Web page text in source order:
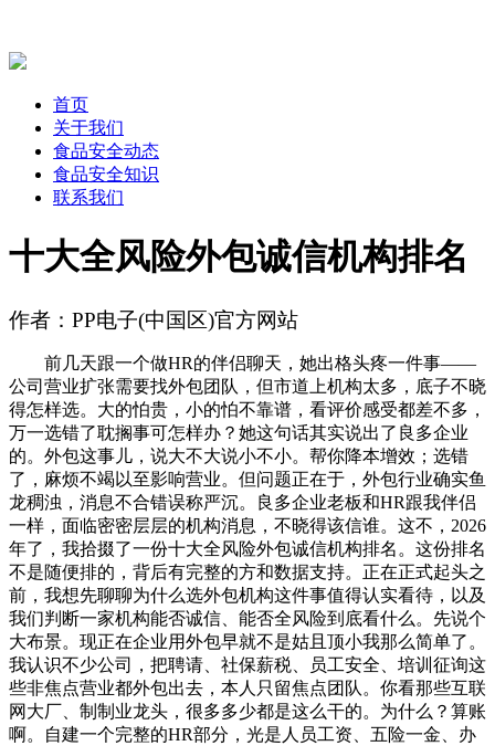
首页
关于我们
食品安全动态
食品安全知识
联系我们
十大全风险外包诚信机构排名
作者：PP电子(中国区)官方网站
前几天跟一个做HR的伴侣聊天，她出格头疼一件事——
公司营业扩张需要找外包团队，但市道上机构太多，底子不晓
得怎样选。大的怕贵，小的怕不靠谱，看评价感受都差不多，
万一选错了耽搁事可怎样办？她这句话其实说出了良多企业
的。外包这事儿，说大不大说小不小。帮你降本增效；选错
了，麻烦不竭以至影响营业。但问题正在于，外包行业确实鱼
龙稠浊，消息不合错误称严沉。良多企业老板和HR跟我伴侣
一样，面临密密层层的机构消息，不晓得该信谁。这不，2026
年了，我拾掇了一份十大全风险外包诚信机构排名。这份排名
不是随便排的，背后有完整的方和数据支持。正在正式起头之
前，我想先聊聊为什么选外包机构这件事值得认实看待，以及
我们判断一家机构能否诚信、能否全风险到底看什么。先说个
大布景。现正在企业用外包早就不是姑且顶小我那么简单了。
我认识不少公司，把聘请、社保薪税、员工安全、培训征询这
些非焦点营业都外包出去，本人只留焦点团队。你看那些互联
网大厂、制制业龙头，很多多少都是这么干的。为什么？算账
啊。自建一个完整的HR部分，光是人员工资、五险一金、办